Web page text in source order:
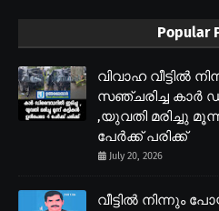
Popular
വിവാഹ വീട്ടിൽ
സഞ്ചരിച്ച കാർ
,യുവതി മരിച്ചു
പേർക്ക് പരിക്ക്
July 20, 2026
വീട്ടിൽ നിന്നും